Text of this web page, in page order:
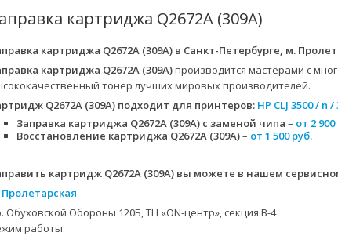
картриджа Q2672A (309A)
картриджа Q2672A (309A) в Санкт-Петербурге, м.
картриджа Q2672A (309A)производится мастерами с
тонер лучших мировых производителей.
Q2672A (309A) подходит для принтеров: HP CLJ 3500 / n
Заправка картриджа Q2672A (309A) с заменой чипа – от 2 900
Восстановление картриджа Q2672A (309A)– от 1 500 руб.
картридж Q2672A (309A) вы можете в нашем
Обуховской Обороны 120Б, ТЦ «ON-центр», секция B-4
работы: